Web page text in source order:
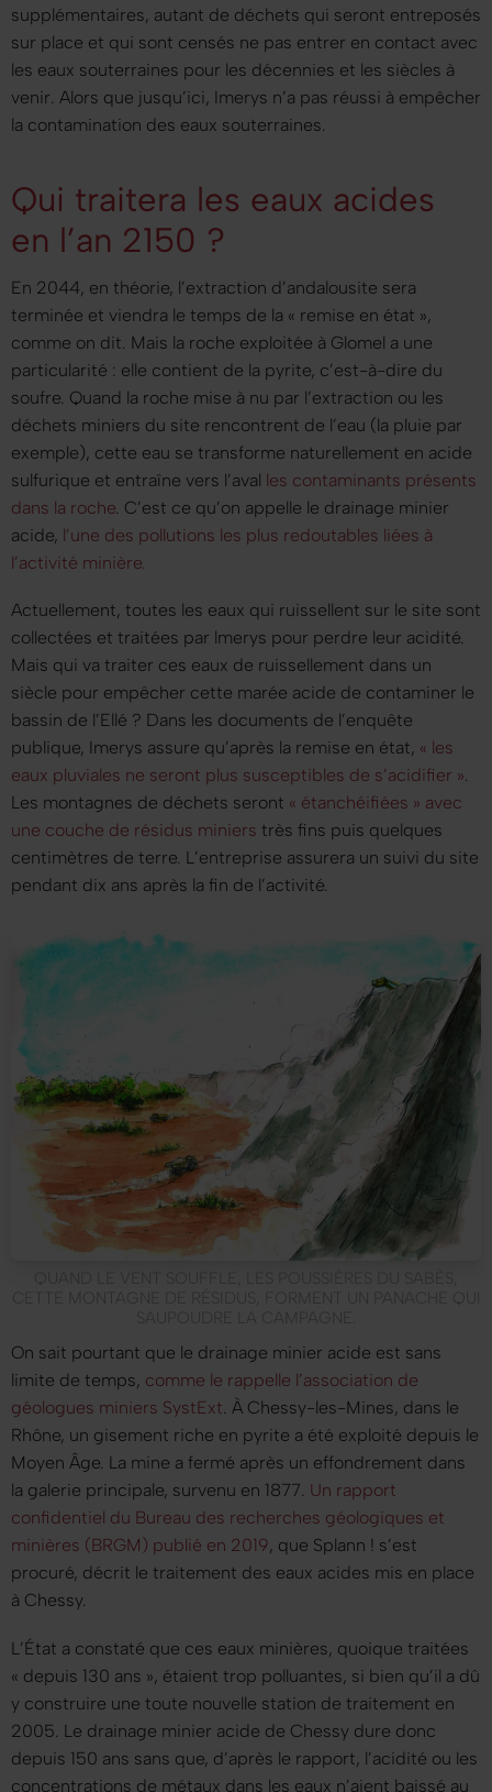
supplémentaires, autant de déchets qui seront entreposés
sur place et qui sont censés ne pas entrer en contact avec
les eaux souterraines pour les décennies et les siècles à
venir. Alors que jusqu’ici, Imerys n’a pas réussi à empêcher
la contamination des eaux souterraines.
Qui traitera les eaux acides
en l’an 2150 ?
En 2044, en théorie, l’extraction d’andalousite sera
terminée et viendra le temps de la « remise en état »,
comme on dit. Mais la roche exploitée à Glomel a une
particularité : elle contient de la pyrite, c’est-à-dire du
soufre. Quand la roche mise à nu par l’extraction ou les
déchets miniers du site rencontrent de l’eau (la pluie par
exemple), cette eau se transforme naturellement en acide
sulfurique et entraîne vers l’aval les contaminants présents
dans la roche. C’est ce qu’on appelle le drainage minier
acide, l’une des pollutions les plus redoutables liées à
l’activité minière.
Actuellement, toutes les eaux qui ruissellent sur le site sont
collectées et traitées par lmerys pour perdre leur acidité.
Mais qui va traiter ces eaux de ruissellement dans un
siècle pour empêcher cette marée acide de contaminer le
bassin de l’Ellé ? Dans les documents de l’enquête
publique, Imerys assure qu’après la remise en état, « les
eaux pluviales ne seront plus susceptibles de s’acidifier ».
Les montagnes de déchets seront « étanchéifiées » avec
une couche de résidus miniers très fins puis quelques
centimètres de terre. L’entreprise assurera un suivi du site
pendant dix ans après la fin de l’activité.
On sait pourtant que le drainage minier acide est sans
limite de temps, comme le rappelle l’association de
géologues miniers SystExt. À Chessy-les-Mines, dans le
Rhône, un gisement riche en pyrite a été exploité depuis le
Moyen Âge. La mine a fermé après un effondrement dans
la galerie principale, survenu en 1877. Un rapport
confidentiel du Bureau des recherches géologiques et
minières (BRGM) publié en 2019, que Splann ! s’est
procuré, décrit le traitement des eaux acides mis en place
à Chessy.
L’État a constaté que ces eaux minières, quoique traitées
« depuis 130 ans », étaient trop polluantes, si bien qu’il a dû
y construire une toute nouvelle station de traitement en
2005. Le drainage minier acide de Chessy dure donc
depuis 150 ans sans que, d’après le rapport, l’acidité ou les
concentrations de métaux dans les eaux n’aient baissé au